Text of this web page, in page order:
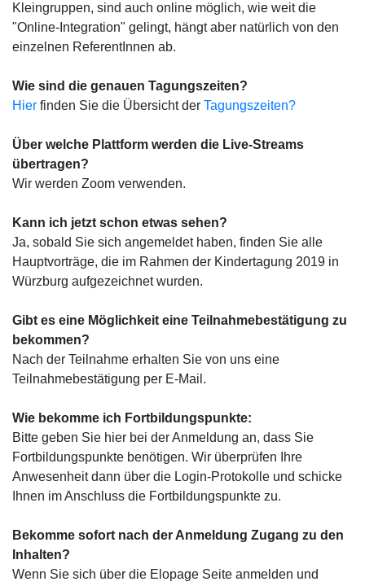
Kleingruppen, sind auch online möglich, wie weit die
"Online-Integration" gelingt, hängt aber natürlich von den
einzelnen ReferentInnen ab.
Wie sind die genauen Tagungszeiten?
Hier finden Sie die Übersicht der Tagungszeiten?
Über welche Plattform werden die Live-Streams
übertragen?
Wir werden Zoom verwenden.
Kann ich jetzt schon etwas sehen?
Ja, sobald Sie sich angemeldet haben, finden Sie alle
Hauptvorträge, die im Rahmen der Kindertagung 2019 in
Würzburg aufgezeichnet wurden.
Gibt es eine Möglichkeit eine Teilnahmebestätigung zu
bekommen?
Nach der Teilnahme erhalten Sie von uns eine
Teilnahmebestätigung per E-Mail.
Wie bekomme ich Fortbildungspunkte:
Bitte geben Sie hier bei der Anmeldung an, dass Sie
Fortbildungspunkte benötigen. Wir überprüfen Ihre
Anwesenheit dann über die Login-Protokolle und schicke
Ihnen im Anschluss die Fortbildungspunkte zu.
Bekomme sofort nach der Anmeldung Zugang zu den
Inhalten?
Wenn Sie sich über die Elopage Seite anmelden und